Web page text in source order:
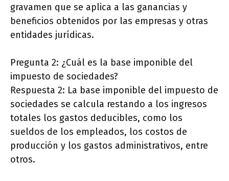
gravamen que se aplica a las ganancias y
beneficios obtenidos por las empresas y otras
entidades jurídicas.
Pregunta 2: ¿Cuál es la base imponible del
impuesto de sociedades?
Respuesta 2: La base imponible del impuesto de
sociedades se calcula restando a los ingresos
totales los gastos deducibles, como los
sueldos de los empleados, los costos de
producción y los gastos administrativos, entre
otros.